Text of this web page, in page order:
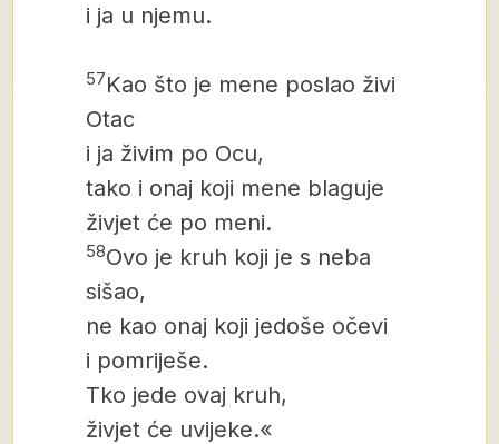
i ja u njemu.
57Kao što je mene poslao živi
Otac
i ja živim po Ocu,
tako i onaj koji mene blaguje
živjet će po meni.
58Ovo je kruh koji je s neba
sišao,
ne kao onaj koji jedoše očevi
i pomriješe.
Tko jede ovaj kruh,
živjet će uvijeke.«